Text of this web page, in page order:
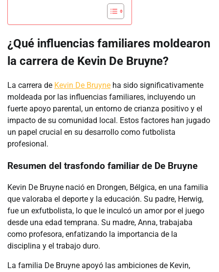
¿Qué influencias familiares moldearon
la carrera de Kevin De Bruyne?
La carrera de Kevin De Bruyne ha sido significativamente
moldeada por las influencias familiares, incluyendo un
fuerte apoyo parental, un entorno de crianza positivo y el
impacto de su comunidad local. Estos factores han jugado
un papel crucial en su desarrollo como futbolista
profesional.
Resumen del trasfondo familiar de De Bruyne
Kevin De Bruyne nació en Drongen, Bélgica, en una familia
que valoraba el deporte y la educación. Su padre, Herwig,
fue un exfutbolista, lo que le inculcó un amor por el juego
desde una edad temprana. Su madre, Anna, trabajaba
como profesora, enfatizando la importancia de la
disciplina y el trabajo duro.
La familia De Bruyne apoyó las ambiciones de Kevin,